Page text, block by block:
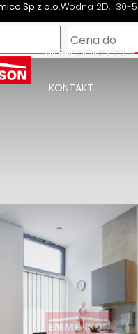
Sp.z o.o.Wodna 2D 30-
NIERUCHOMOŚCI
KONTAKT